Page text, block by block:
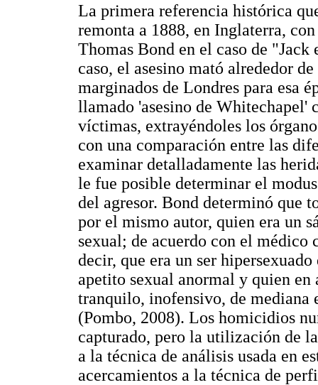
La primera referencia histórica
remonta a 1888, en Inglaterra,
Thomas Bond en el caso de
caso, el asesino mató alrededor
marginados de Londres para esa
llamado 'asesino de Whitechapel'
víctimas, extrayéndoles los
con una comparación entre las
examinar detalladamente las
le fue posible determinar el
del agresor. Bond determinó que
por el mismo autor, quien era un
sexual; de acuerdo con el
decir, que era un ser
apetito sexual anormal y quien
tranquilo, inofensivo, de mediana
(Pombo, 2008). Los homicidios
capturado, pero la utilización de
a la técnica de análisis usada en
acercamientos a la técnica de